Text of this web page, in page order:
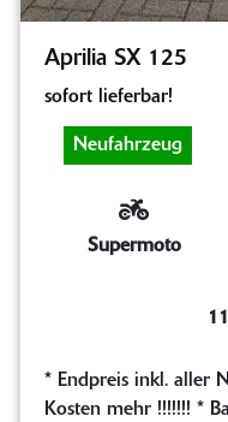
Aprilia SX 125
sofort lieferbar!
Neufahrzeug
Supermoto
* Endpreis inkl. aller
Kosten mehr !!!!!!! *